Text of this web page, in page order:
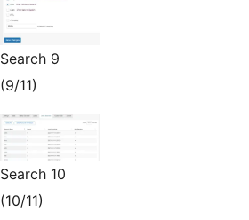
Search 9
(9/11)
Search 10
(10/11)